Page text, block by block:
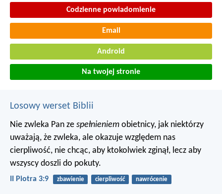
Codzienne powiadomienie
Email
Android
Na twojej stronie
Losowy werset Biblii
Nie zwleka Pan ze spełnieniem obietnicy, jak niektórzy
uważają, że zwleka, ale okazuje względem nas
cierpliwość, nie chcąc, aby ktokolwiek zginął, lecz aby
wszyscy doszli do pokuty.
II Piotra 3:9 zbawienie cierpliwość nawrócenie